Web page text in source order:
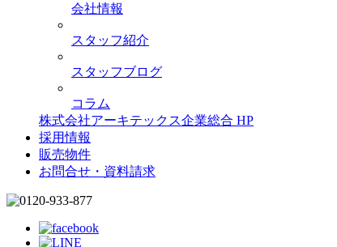
会社情報
スタッフ紹介
スタッフブログ
コラム
株式会社アーキテックス企業総合 HP
採用情報
販売物件
お問合せ・資料請求